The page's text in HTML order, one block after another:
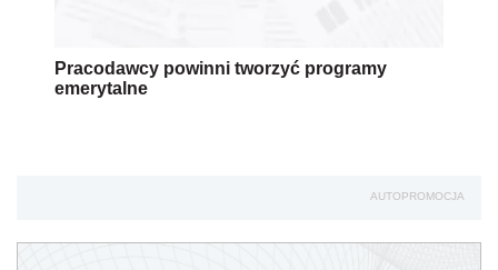
Pracodawcy powinni tworzyć programy
emerytalne
AUTOPROMOCJA